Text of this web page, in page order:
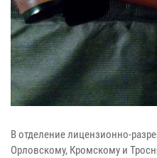
В отделение лицензионно-
Орловскому, Кромскому и